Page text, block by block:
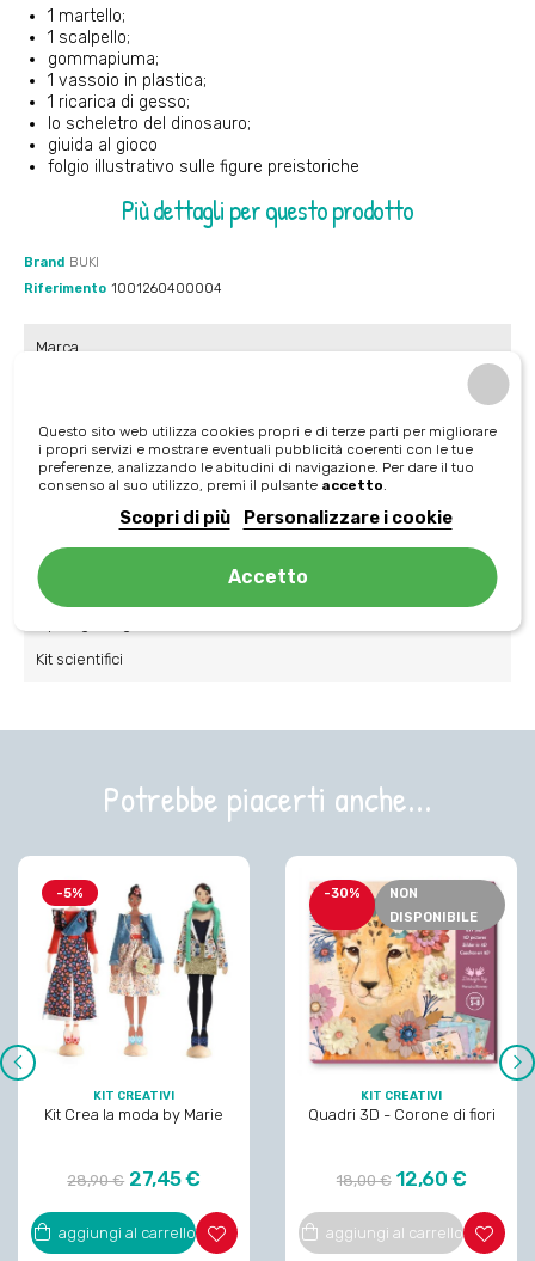
1 martello;
1 scalpello;
gommapiuma;
1 vassoio in plastica;
1 ricarica di gesso;
lo scheletro del dinosauro;
giuida al gioco
folgio illustrativo sulle figure preistoriche
Più dettagli per questo prodotto
Brand BUKI
Riferimento 1001260400004
Marca
Età consigliata
7 - 9 anni
Tema giocattoli
Dinosauri
Kit scientifici
Potrebbe piacerti anche...
-5%
KIT CREATIVI
Kit Crea la moda by Marie
Prezzo
regolare
28,90 € Prezzo
27,45 €
aggiungi al carrello
-30%
NON
DISPONIBILE
KIT CREATIVI
Quadri 3D - Corone di fiori
Prezzo
regolare
18,00 € Prezzo
12,60 €
aggiungi al carrello
Questo sito web utilizza cookies propri e di terze parti per migliorare
i propri servizi e mostrare eventuali pubblicità coerenti con le tue
preferenze, analizzando le abitudini di navigazione. Per dare il tuo
consenso al suo utilizzo, premi il pulsante accetto
Scopri di più Personalizzare i cookie
Accetto